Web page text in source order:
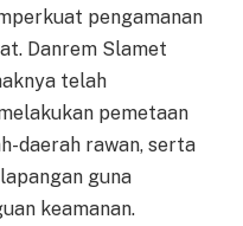
pengamanan
Danrem Slamet
telah
pemetaan
daerah rawan, serta
guna
keamanan.